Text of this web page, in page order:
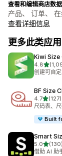
查看和编辑商店数
产品、 订单、
查看详细信息
更多此类应用
Kiwi Size
4.8星（满
总共 1090
创建可自
BF Size
4.7星（满
(127)
总共 127
尺码表、
Built
Smart
5.0星（满
(130)
总共 130
借助 AI 助